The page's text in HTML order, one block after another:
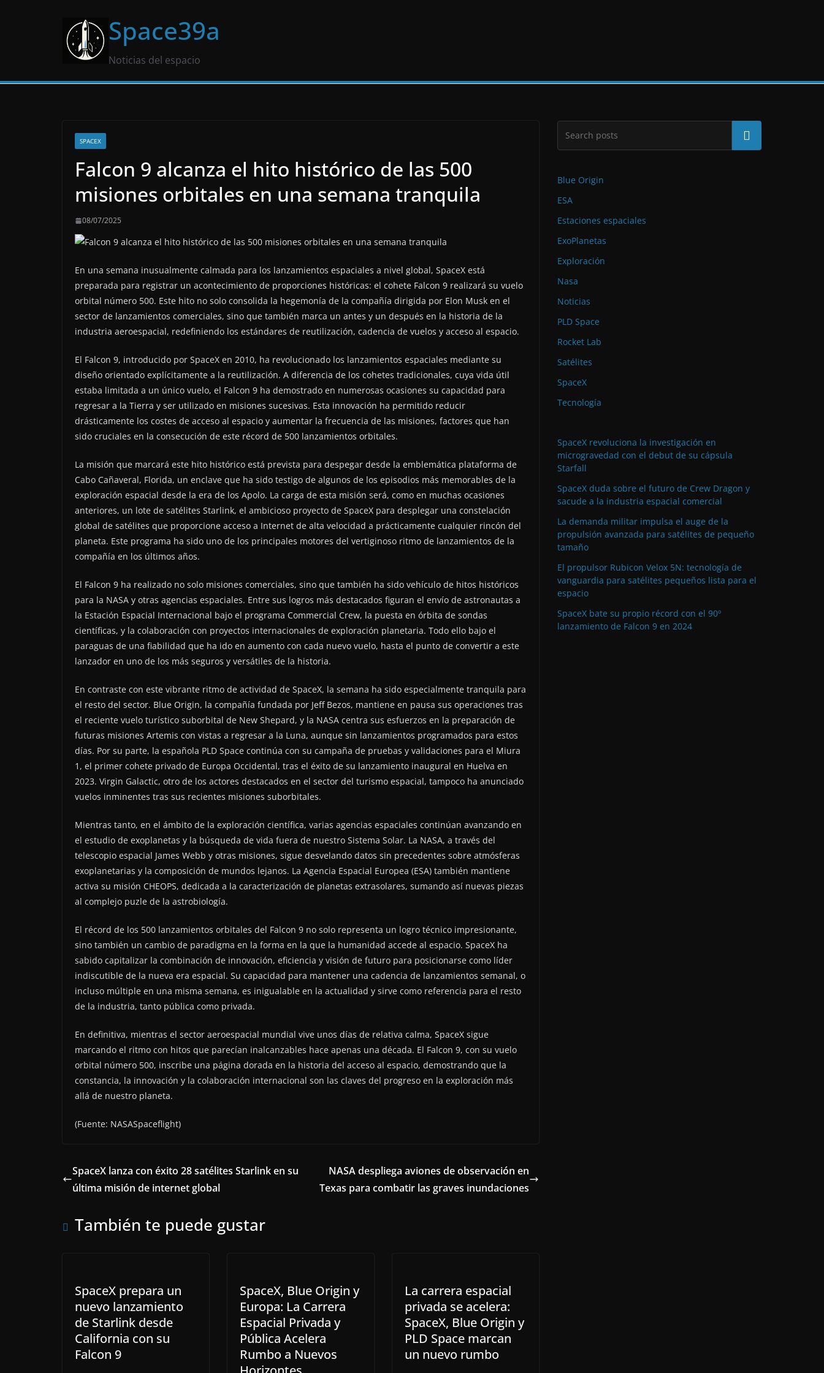
Space39a
Noticias del espacio
SPACEX
Falcon 9 alcanza el hito histórico de las 500
misiones orbitales en una semana tranquila
08/07/2025
En una semana inusualmente calmada para los lanzamientos espaciales a nivel global, SpaceX está
preparada para registrar un acontecimiento de proporciones históricas: el cohete Falcon 9 realizará su vuelo
orbital número 500. Este hito no solo consolida la hegemonía de la compañía dirigida por Elon Musk en el
sector de lanzamientos comerciales, sino que también marca un antes y un después en la historia de la
industria aeroespacial, redefiniendo los estándares de reutilización, cadencia de vuelos y acceso al espacio.
El Falcon 9, introducido por SpaceX en 2010, ha revolucionado los lanzamientos espaciales mediante su
diseño orientado explícitamente a la reutilización. A diferencia de los cohetes tradicionales, cuya vida útil
estaba limitada a un único vuelo, el Falcon 9 ha demostrado en numerosas ocasiones su capacidad para
regresar a la Tierra y ser utilizado en misiones sucesivas. Esta innovación ha permitido reducir
drásticamente los costes de acceso al espacio y aumentar la frecuencia de las misiones, factores que han
sido cruciales en la consecución de este récord de 500 lanzamientos orbitales.
La misión que marcará este hito histórico está prevista para despegar desde la emblemática plataforma de
Cabo Cañaveral, Florida, un enclave que ha sido testigo de algunos de los episodios más memorables de la
exploración espacial desde la era de los Apolo. La carga de esta misión será, como en muchas ocasiones
anteriores, un lote de satélites Starlink, el ambicioso proyecto de SpaceX para desplegar una constelación
global de satélites que proporcione acceso a Internet de alta velocidad a prácticamente cualquier rincón del
planeta. Este programa ha sido uno de los principales motores del vertiginoso ritmo de lanzamientos de la
compañía en los últimos años.
El Falcon 9 ha realizado no solo misiones comerciales, sino que también ha sido vehículo de hitos históricos
para la NASA y otras agencias espaciales. Entre sus logros más destacados figuran el envío de astronautas a
la Estación Espacial Internacional bajo el programa Commercial Crew, la puesta en órbita de sondas
científicas, y la colaboración con proyectos internacionales de exploración planetaria. Todo ello bajo el
paraguas de una fiabilidad que ha ido en aumento con cada nuevo vuelo, hasta el punto de convertir a este
lanzador en uno de los más seguros y versátiles de la historia.
En contraste con este vibrante ritmo de actividad de SpaceX, la semana ha sido especialmente tranquila para
el resto del sector. Blue Origin, la compañía fundada por Jeff Bezos, mantiene en pausa sus operaciones tras
el reciente vuelo turístico suborbital de New Shepard, y la NASA centra sus esfuerzos en la preparación de
futuras misiones Artemis con vistas a regresar a la Luna, aunque sin lanzamientos programados para estos
días. Por su parte, la española PLD Space continúa con su campaña de pruebas y validaciones para el Miura
1, el primer cohete privado de Europa Occidental, tras el éxito de su lanzamiento inaugural en Huelva en
2023. Virgin Galactic, otro de los actores destacados en el sector del turismo espacial, tampoco ha anunciado
vuelos inminentes tras sus recientes misiones suborbitales.
Mientras tanto, en el ámbito de la exploración científica, varias agencias espaciales continúan avanzando en
el estudio de exoplanetas y la búsqueda de vida fuera de nuestro Sistema Solar. La NASA, a través del
telescopio espacial James Webb y otras misiones, sigue desvelando datos sin precedentes sobre atmósferas
exoplanetarias y la composición de mundos lejanos. La Agencia Espacial Europea (ESA) también mantiene
activa su misión CHEOPS, dedicada a la caracterización de planetas extrasolares, sumando así nuevas piezas
al complejo puzle de la astrobiología.
El récord de los 500 lanzamientos orbitales del Falcon 9 no solo representa un logro técnico impresionante,
sino también un cambio de paradigma en la forma en la que la humanidad accede al espacio. SpaceX ha
sabido capitalizar la combinación de innovación, eficiencia y visión de futuro para posicionarse como líder
indiscutible de la nueva era espacial. Su capacidad para mantener una cadencia de lanzamientos semanal, o
incluso múltiple en una misma semana, es inigualable en la actualidad y sirve como referencia para el resto
de la industria, tanto pública como privada.
En definitiva, mientras el sector aeroespacial mundial vive unos días de relativa calma, SpaceX sigue
marcando el ritmo con hitos que parecían inalcanzables hace apenas una década. El Falcon 9, con su vuelo
orbital número 500, inscribe una página dorada en la historia del acceso al espacio, demostrando que la
constancia, la innovación y la colaboración internacional son las claves del progreso en la exploración más
allá de nuestro planeta.
(Fuente: NASASpaceflight)
SpaceX lanza con éxito 28 satélites Starlink en su
última misión de internet global
NASA despliega aviones de observación en
Texas para combatir las graves inundaciones
También te puede gustar
SpaceX prepara un
nuevo lanzamiento
de Starlink desde
California con su
Falcon 9
SpaceX, Blue Origin y
Europa: La Carrera
Espacial Privada y
Pública Acelera
Rumbo a Nuevos
La carrera espacial
privada se acelera:
SpaceX, Blue Origin y
PLD Space marcan
un nuevo rumbo
Buscar
Blue Origin
ESA
Estaciones espaciales
ExoPlanetas
Exploración
Nasa
Noticias
PLD Space
Rocket Lab
Satélites
SpaceX
Tecnología
SpaceX revoluciona la investigación en
microgravedad con el debut de su cápsula
Starfall
SpaceX duda sobre el futuro de Crew Dragon y
sacude a la industria espacial comercial
La demanda militar impulsa el auge de la
propulsión avanzada para satélites de pequeño
tamaño
El propulsor Rubicon Velox 5N: tecnología de
vanguardia para satélites pequeños lista para el
espacio
SpaceX bate su propio récord con el 90º
lanzamiento de Falcon 9 en 2024